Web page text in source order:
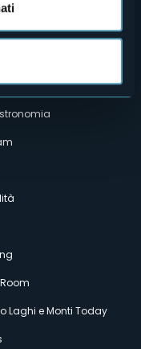
Laghi e Monti Today